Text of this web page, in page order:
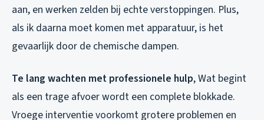
aan, en werken zelden bij echte verstoppingen. Plus,
als ik daarna moet komen met apparatuur, is het
gevaarlijk door de chemische dampen.
Te lang wachten met professionele hulp, Wat begint
als een trage afvoer wordt een complete blokkade.
Vroege interventie voorkomt grotere problemen en